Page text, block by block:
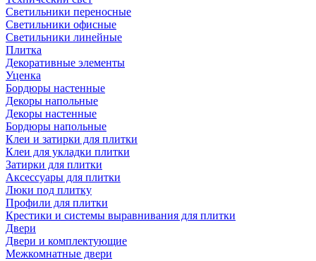
Светильники переносные
Светильники офисные
Светильники линейные
Плитка
Декоративные элементы
Уценка
Бордюры настенные
Декоры напольные
Декоры настенные
Бордюры напольные
Клеи и затирки для плитки
Клеи для укладки плитки
Затирки для плитки
Аксессуары для плитки
Люки под плитку
Профили для плитки
Крестики и системы выравнивания для плитки
Двери
Двери и комплектующие
Межкомнатные двери